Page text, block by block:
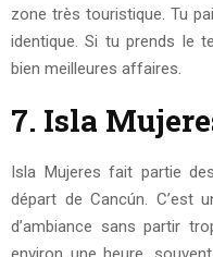
zone très touristique. Tu
identique. Si tu prends le
bien meilleures affaires.
7. Isla
Isla Mujeres fait partie
départ de Cancún. C’est
d’ambiance sans partir